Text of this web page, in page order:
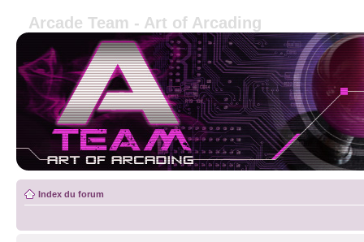
Arcade Team - Art of Arcading
Index du forum